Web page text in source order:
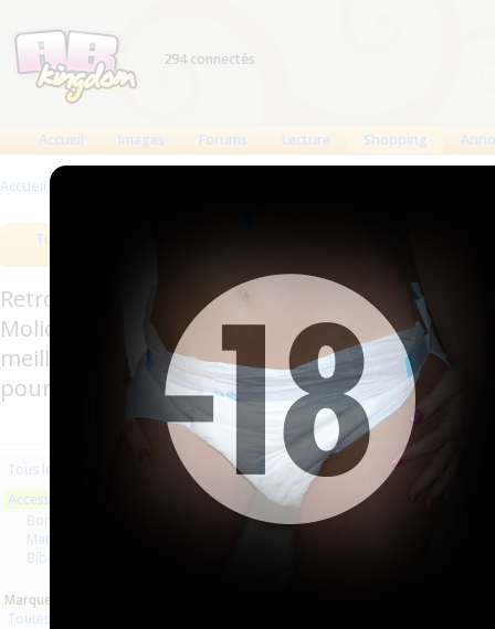
294 connectés
Accueil Images Forums Lecture Shopping
Accueil >
Tous les produits
Retrouverez sur cette page les meilleures
Molicare, Comficare, Confiance, Depend,
meilleurs produits aussi bien pour les
pour l'incontinence.
Tous les produits
Accessoires
Bondage
Matériel médical
Biberons Tétines
Marques :
Toutes les marques
Les plus récents Trier par nom
Aucun produit trouvé.